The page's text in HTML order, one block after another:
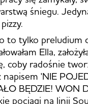
śniegu.
to tylko preludium
Ella,
coby radośnie
'NIE
BĘDZIE! WON
pociągi na linii